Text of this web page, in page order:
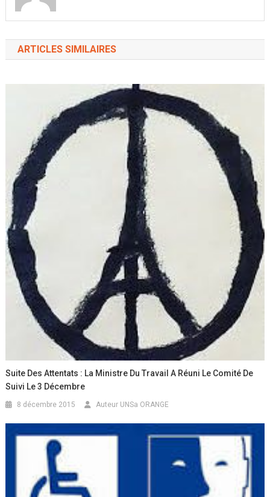
ARTICLES SIMILAIRES
Suite Des Attentats : La Ministre Du Travail A Réuni Le Comité De
Suivi Le 3 Décembre
8 décembre 2015 Auteur UNSa ORANGE